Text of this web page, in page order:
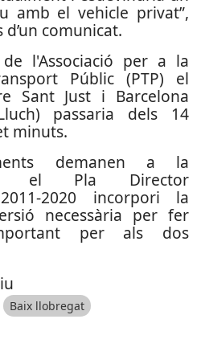
amb el vehicle privat”,
comunicat.
l'Associació per a la
Públic (PTP) el
Sant Just i Barcelona
passaria dels 14
minuts.
demanen a la
el Pla Director
2020 incorpori la
necessària per fer
per als dos
Baix llobregat